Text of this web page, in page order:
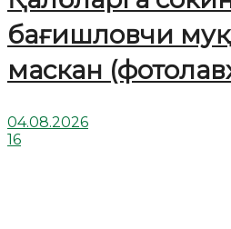
бағишловчи
маскан
04.08.2026
16